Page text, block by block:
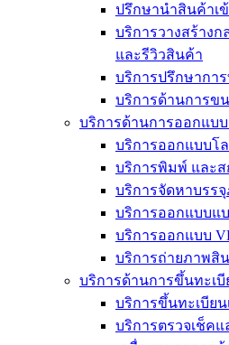
ปรึกษานำสินค้าเข้
บริการวางสร้าง
และรีวิวสินค้า
บริการปรึกษากา
บริการด้านการข
บริการด้านการออกแบ
บริการออกแบบโ
บริการพิมพ์ และ
บริการจัดหาบรร
บริการออกแบบแ
บริการออกแบบ
บริการถ่ายภาพสิ
บริการด้านการขึ้นทะเบี
บริการขึ้นทะเบียน
บริการตรวจเช็ค